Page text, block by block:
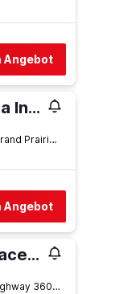
Angebot
La Quinta Inn & Suites by Wyndham Dallas Grand Prairie South
2131 W I 20, Grand Prairie, TX, USA
Angebot
Hyatt Place Dallas/North Arlington/Grand Prairie
1542 North Highway 360, Grand Prairie, TX, USA